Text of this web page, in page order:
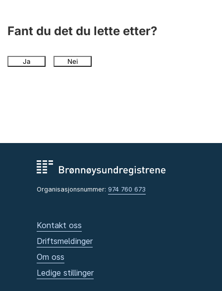
Fant du det du lette etter?
Ja Nei
Organisasjonsnummer: 974 760 673
Kontakt oss
Driftsmeldinger
Om oss
Ledige stillinger